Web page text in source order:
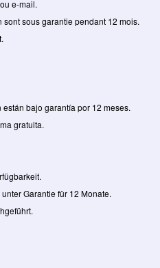
e-mail.
sous garantie pendant 12 mois.
bajo garantía por 12 meses.
gratuita.
Garantie für 12 Monate.